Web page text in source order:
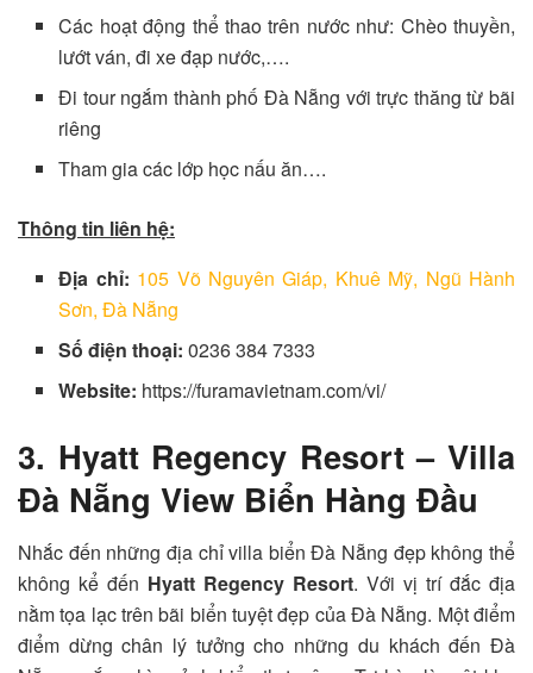
Các hoạt động thể thao trên nước như: Chèo thuyền,
lướt ván, đi xe đạp nước,….
Đi tour ngắm thành phố Đà Nẵng với trực thăng từ bãi
riêng
Tham gia các lớp học nấu ăn….
Thông tin liên hệ:
Địa chỉ: 105 Võ Nguyên Giáp, Khuê Mỹ, Ngũ Hành
Sơn, Đà Nẵng
Số điện thoại: 0236 384 7333
Website: https://furamavietnam.com/vi/
3. Hyatt Regency Resort – Villa
Đà Nẵng View Biển Hàng Đầu
Nhắc đến những địa chỉ villa biển Đà Nẵng đẹp không thể
không kể đến Hyatt Regency Resort. Với vị trí đắc địa
nằm tọa lạc trên bãi biển tuyệt đẹp của Đà Nẵng. Một điểm
điểm dừng chân lý tưởng cho những du khách đến Đà